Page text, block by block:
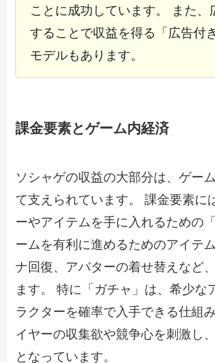
ことに成功しています。 また、
することで収益を得る「広告付
モデルもあります。
課金要素とゲーム内経済
ソシャゲの収益の大部分は、ゲー
て支えられています。 課金要素に
ーやアイテムを手に入れるための
ームを有利に進めるためのアイテ
ナ回復、アバターの着せ替えなど
ます。 特に「ガチャ」は、希少な
ラクターを確率で入手できる仕組
イヤーの収集欲や競争心を刺激し
となっています。